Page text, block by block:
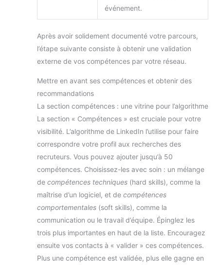
événement.
Après avoir solidement documenté votre parcours,
l’étape suivante consiste à obtenir une validation
externe de vos compétences par votre réseau.
Mettre en avant ses compétences et obtenir des
recommandations
La section compétences : une vitrine pour l’algorithme
La section « Compétences » est cruciale pour votre
visibilité. L’algorithme de LinkedIn l’utilise pour faire
correspondre votre profil aux recherches des
recruteurs. Vous pouvez ajouter jusqu’à 50
compétences. Choisissez-les avec soin : un mélange
de compétences techniques (hard skills), comme la
maîtrise d’un logiciel, et de compétences
comportementales (soft skills), comme la
communication ou le travail d’équipe. Épinglez les
trois plus importantes en haut de la liste. Encouragez
ensuite vos contacts à « valider » ces compétences.
Plus une compétence est validée, plus elle gagne en